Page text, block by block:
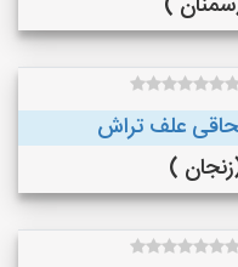
علف تراش